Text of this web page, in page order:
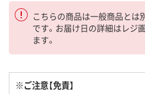
こちらの商品は一般商品とは
です。お届け日の詳細はレジ
ます。
※ご注意【免責】